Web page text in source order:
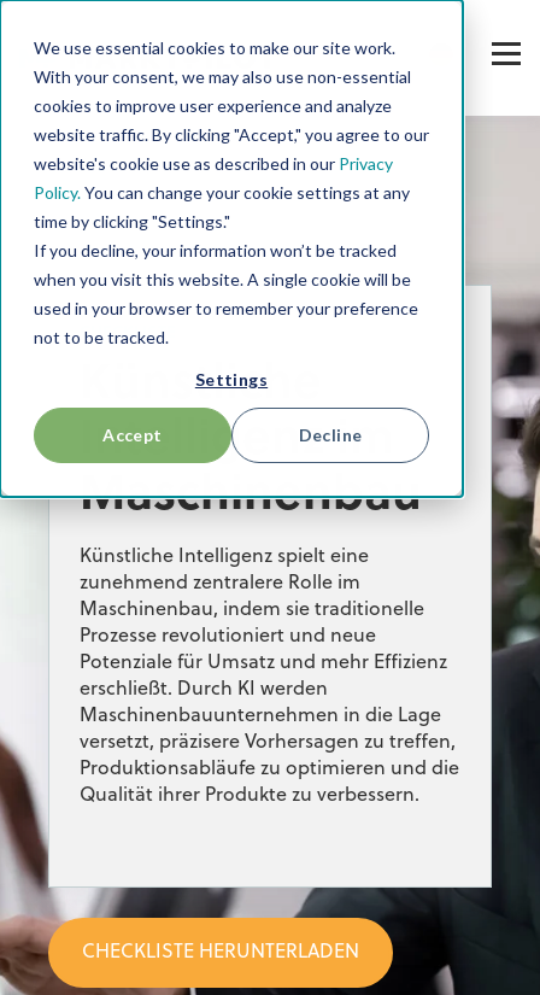
We use essential cookies to make our site work.
With your consent, we may also use non-essential
cookies to improve user experience and analyze
website traffic. By clicking "Accept," you agree to our
website's cookie use as described in our Privacy
Policy.You can change your cookie settings at any
time by clicking "Settings."
If you decline, your information won’t be tracked
when you visit this website. A single cookie will be
used in your browser to remember your preference
not to be tracked.
Settings
Accept Decline
CHECKLISTE
Künstliche
Intelligenz im
Maschinenbau
Künstliche Intelligenz spielt eine
zunehmend zentralere Rolle im
Maschinenbau, indem sie traditionelle
Prozesse revolutioniert und neue
Potenziale für Umsatz und mehr Effizienz
erschließt. Durch KI werden
Maschinenbauunternehmen in die Lage
versetzt, präzisere Vorhersagen zu treffen,
Produktionsabläufe zu optimieren und die
Qualität ihrer Produkte zu verbessern.
CHECKLISTE HERUNTERLADEN